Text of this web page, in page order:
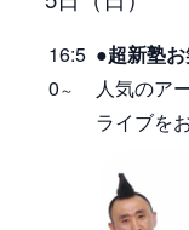
16:5
0～
●超新塾
人気のア
ライブを